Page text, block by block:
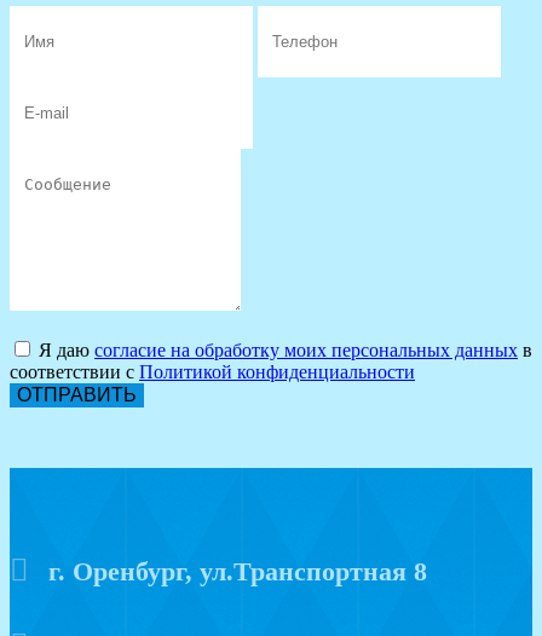
Я даю согласие на обработку моих персональных данных в
соответствии с Политикой конфиденциальности
ОТПРАВИТЬ
г. Оренбург, ул.Транспортная 8